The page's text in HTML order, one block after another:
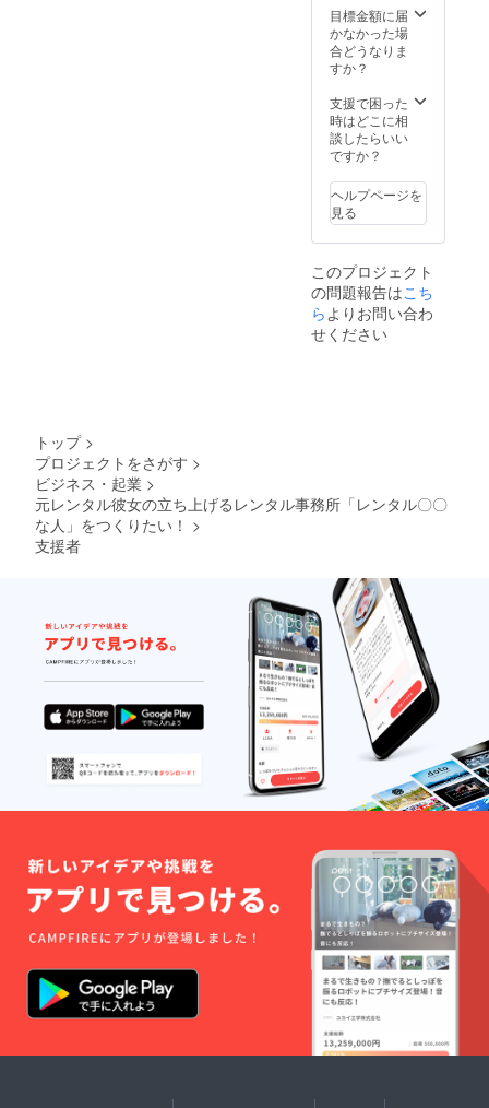
対この
リター
ンは誰
だ
ろ…」
と思っ
ていま
なみに
「「「
ストッ
プ」」
われた
らもと
の私に
戻りま
す。 時
負担く
俗に反
する内
容、法
令に違
反する
内容な
どはお
受けで
きませ
ん ※公
共の場
所で面
会しま
す
この機
会にぜ
ひご利
用くだ
日時：3
月or4月
の土
日。
所：都
内のレ
ンタル
スペー
目標金額に届
かなかった場
合どうなりま
すか？
支援で困った
時はどこに相
談したらいい
ですか？
ヘルプページを
見る
このプロジェクト
の問題報告はこち
ら よりお問い合わ
せください
トップ >
プロジェクトをさがす >
ビジネス・起業 >
元レンタル彼女の立ち上げるレンタル事務所「レンタル〇〇
な人」をつくりたい！ >
支援者